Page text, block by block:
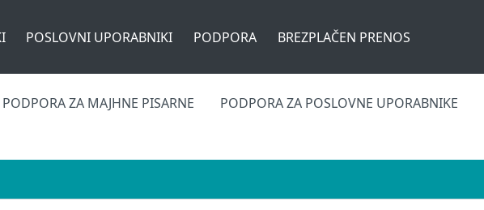
POSLOVNI UPORABNIKI PODPORA BREZPLAČEN PRENOS
PODPORA ZA MAJHNE PISARNE PODPORA ZA POSLOVNE UPORABNIKE